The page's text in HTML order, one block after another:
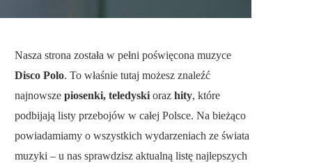
Nasza strona została w pełni poświęcona muzyce
Disco Polo. To właśnie tutaj możesz znaleźć
najnowsze piosenki, teledyski oraz hity, które
podbijają listy przebojów w całej Polsce. Na bieżąco
powiadamiamy o wszystkich wydarzeniach ze świata
muzyki – u nas sprawdzisz aktualną listę najlepszych